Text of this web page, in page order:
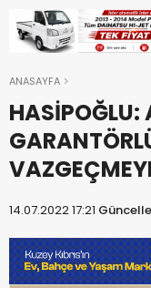
ANASAYFA
14.07.2022 17:21